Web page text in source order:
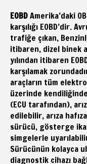
EOBDAmerika’daki
karşılığı EOBD’dir.
trafiğe çıkan,
itibaren, dizel binek
yılından itibaren
karşılamak
araçların tüm
üzerinde
(ECU tarafından),
edilebilir, arıza
sürücü, gösterge
simgelerle
Sürücünün kolayca
diagnostik cihazı